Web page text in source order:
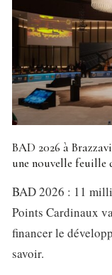
BAD 2026 à
une nouvelle feuille
BAD 2026 : 11
Points Cardinaux
financer le
savoir.